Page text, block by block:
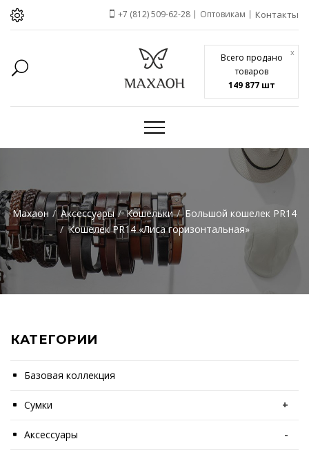
Всего продано
товаров
149 877 шт
x
+7 (812) 509-62-28 Оптовикам Контакты
Махаон Аксессуары Кошельки
Большой кошелек PR14
Кошелек PR14 «Лиса горизонтальная»
КАТЕГОРИИ
Базовая коллекция
Сумки +
Аксессуары -